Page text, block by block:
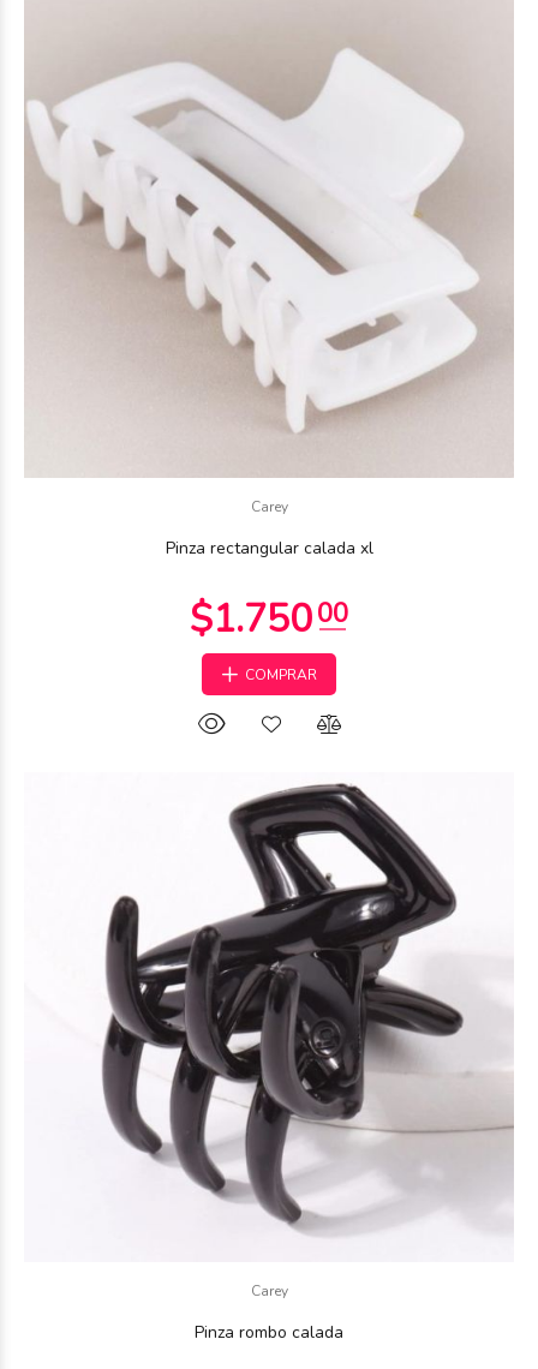
Carey
Pinza rectangular calada xl
COMPRAR
Carey
Pinza rombo calada